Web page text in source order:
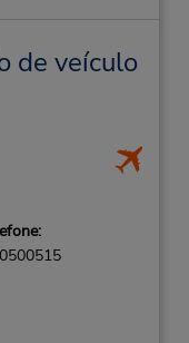
de veículo